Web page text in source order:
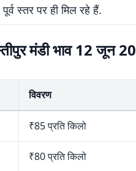
स्तर पर ही मिल रहे हैं.
मंडी भाव 12 जून
विवरण
₹85 प्रति किलो
₹80 प्रति किलो